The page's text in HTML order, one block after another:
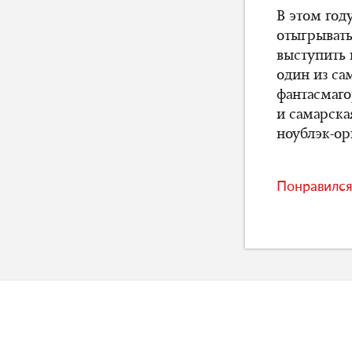
В этом
выступить
один из
и
ноублэк-